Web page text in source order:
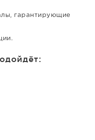
гарантирующие